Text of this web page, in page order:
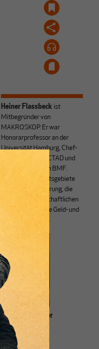
Heiner Flassbeck ist
Mitbegründer von
MAKROSKOP. Er war
Honorarprofessor an der
Universität Hamburg, Chef-
Volkswirt der UNCTAD und
Staatssekretär im BMF.
Seine Hauptarbeitsgebiete
sind die Globalisierung, die
Theorie der wirtschaftlichen
Entwicklung sowie Geld- und
Währungstheorie.
Grundlagen einer
relevanten
Ökonomik